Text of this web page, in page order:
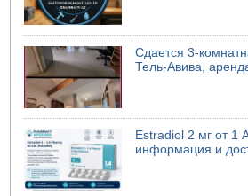
Сдается 3-
Тель-Авива,
Estradiol 2 мг от 1
информация и